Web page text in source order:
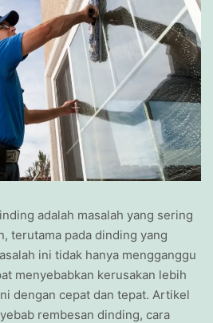
adalah masalah yang sering
terutama pada dinding yang
ini tidak hanya mengganggu
menyebabkan kerusakan lebih
dengan cepat dan tepat. Artikel
rembesan dinding, cara